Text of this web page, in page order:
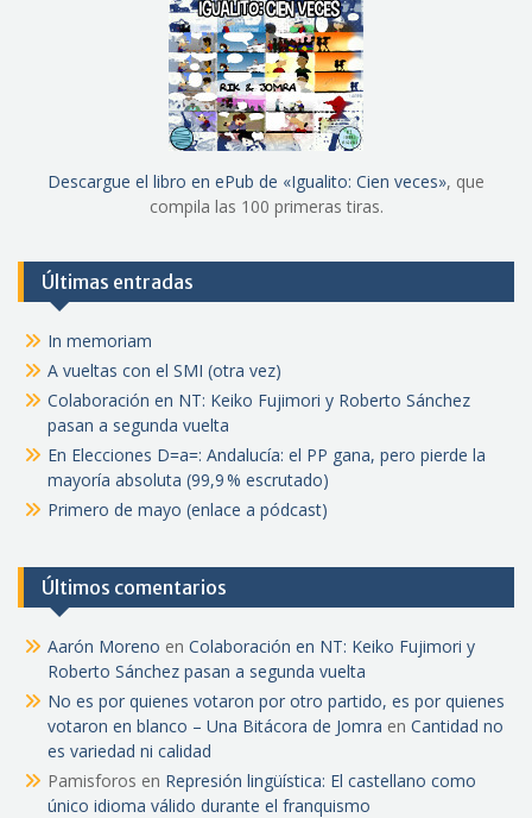
Descargue el libro en ePub de «Igualito: Cien veces», que
compila las 100 primeras tiras.
Últimas entradas
In memoriam
A vueltas con el SMI (otra vez)
Colaboración en NT: Keiko Fujimori y Roberto Sánchez
pasan a segunda vuelta
En Elecciones D=a=: Andalucía: el PP gana, pero pierde la
mayoría absoluta (99,9 % escrutado)
Primero de mayo (enlace a pódcast)
Últimos comentarios
Aarón Moreno en Colaboración en NT: Keiko Fujimori y
Roberto Sánchez pasan a segunda vuelta
No es por quienes votaron por otro partido, es por quienes
votaron en blanco – Una Bitácora de Jomra en Cantidad no
es variedad ni calidad
Pamisforos en Represión lingüística: El castellano como
único idioma válido durante el franquismo